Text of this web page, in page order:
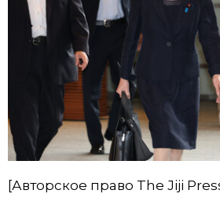
[Авторское право The Jiji